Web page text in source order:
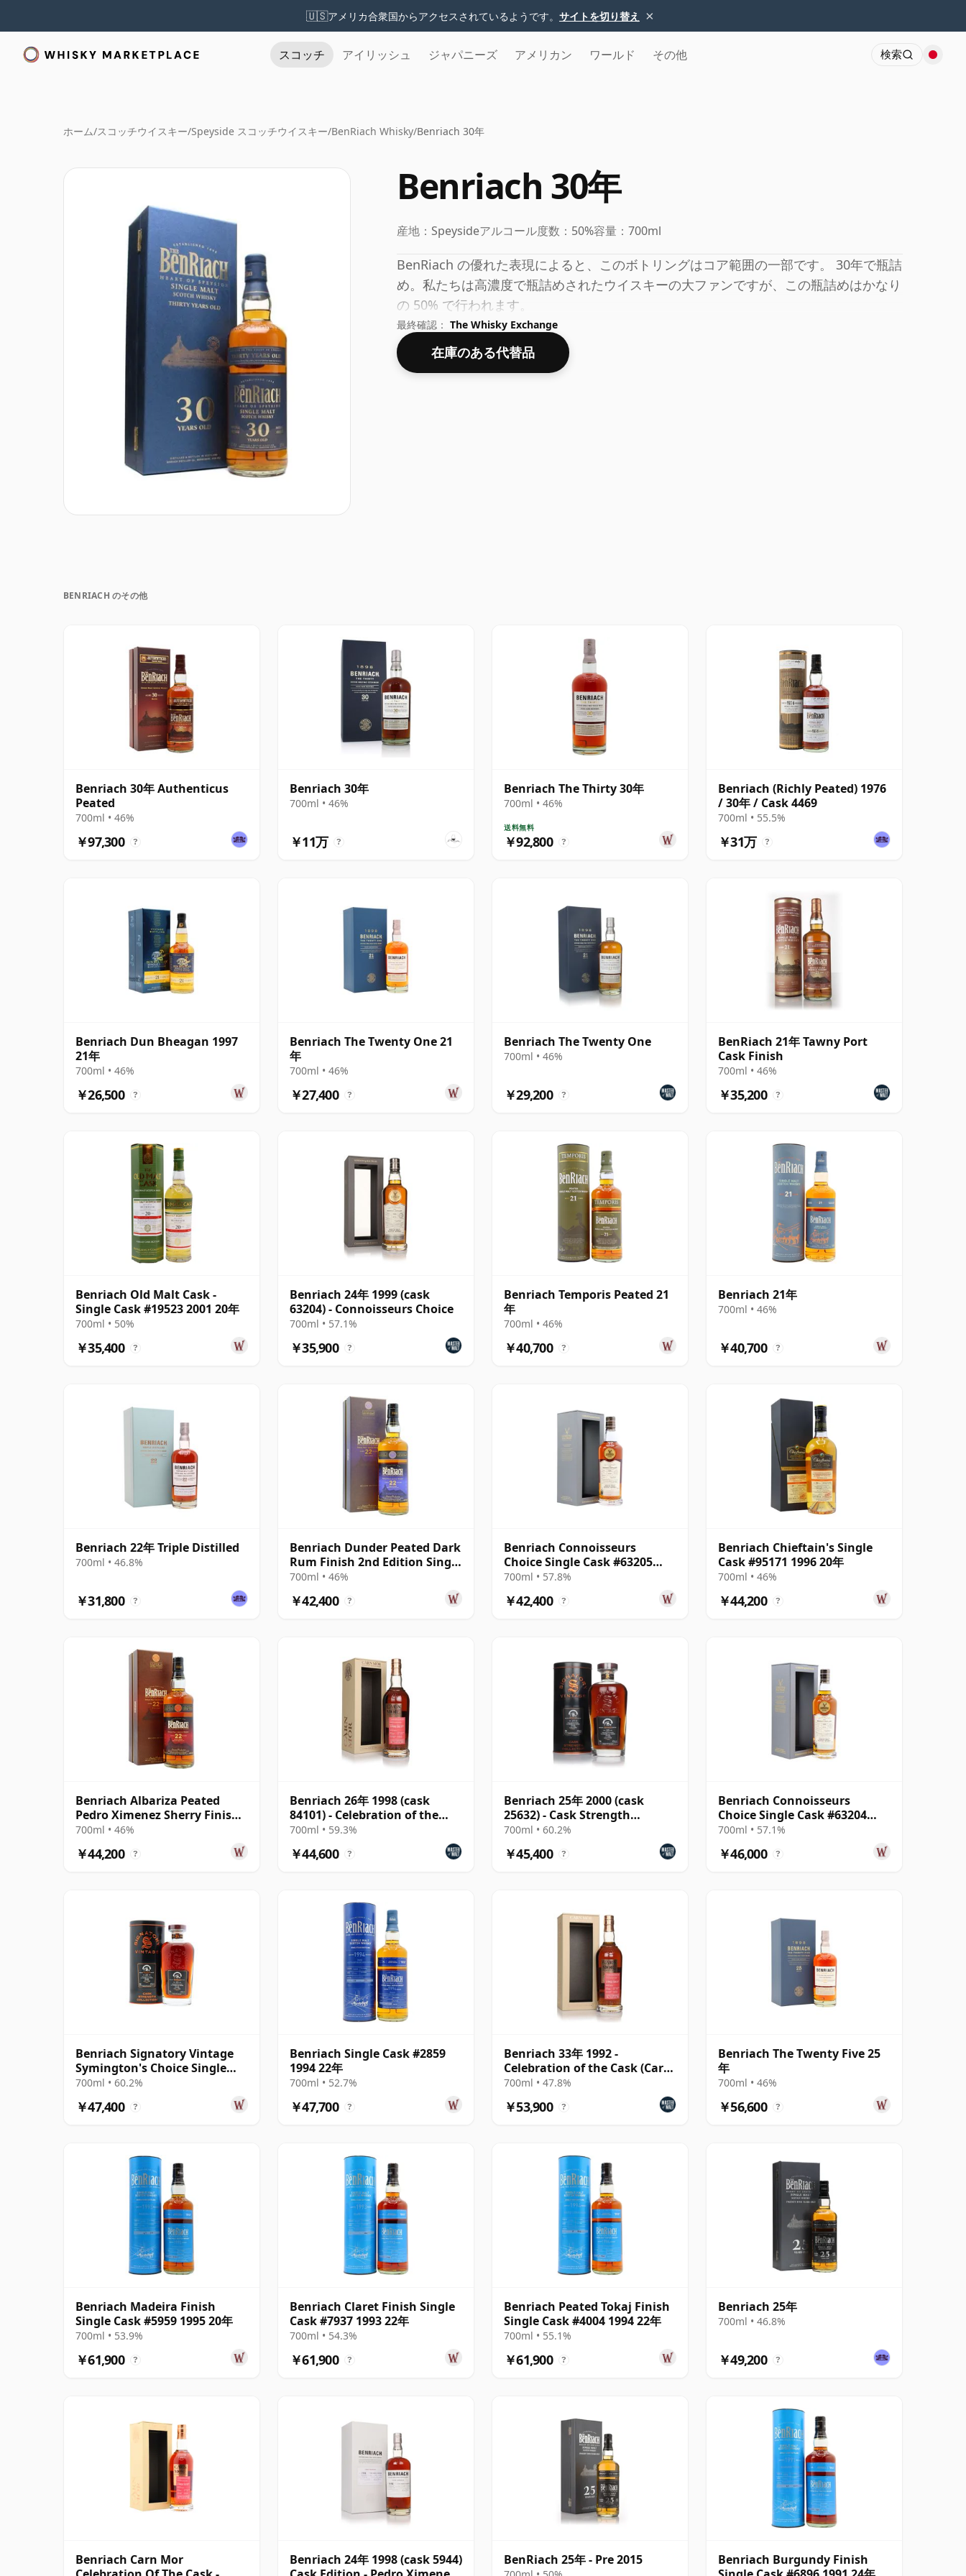
🇺🇸アメリカ合衆国からアクセスされているようです。 サイトを切り替え ×
スコッチ アイリッシュ ジャパニーズ アメリカン ワールド その他 検索
ホーム/スコッチウイスキー/Speyside スコッチウイスキー/BenRiach Whisky/Benriach 30年
Benriach 30年
産地： Speysideアルコール度数： 50%容量： 700ml
BenRiach の優れた表現によると、このボトリングはコア範囲の一部です。 30年で瓶詰
め。私たちは高濃度で瓶詰めされたウイスキーの大ファンですが、この瓶詰めはかなり
の 50% で行われます。
最終確認： The Whisky Exchange
在庫のある代替品
BENRIACH のその他
Benriach 30年 Authenticus
Peated
700ml • 46%
￥97,300 ?
Benriach 30年
700ml • 46%
￥11万 ?
Benriach The Thirty 30年
700ml • 46%
送料無料
￥92,800 ?
Benriach (Richly Peated) 1976
/ 30年 / Cask 4469
700ml • 55.5%
￥31万 ?
Benriach Dun Bheagan 1997
21年
700ml • 46%
￥26,500 ?
Benriach The Twenty One 21
年
700ml • 46%
￥27,400 ?
Benriach The Twenty One
700ml • 46%
￥29,200 ?
BenRiach 21年 Tawny Port
Cask Finish
700ml • 46%
￥35,200 ?
Benriach Old Malt Cask -
Single Cask #19523 2001 20年
700ml • 50%
￥35,400 ?
Benriach 24年 1999 (cask
63204) - Connoisseurs Choice
700ml • 57.1%
￥35,900 ?
Benriach Temporis Peated 21
年
700ml • 46%
￥40,700 ?
Benriach 21年
700ml • 46%
￥40,700 ?
Benriach 22年 Triple Distilled
700ml • 46.8%
￥31,800 ?
Benriach Dunder Peated Dark
Rum Finish 2nd Edition Single
M 22年
700ml • 46%
￥42,400 ?
Benriach Connoisseurs
Choice Single Cask #63205
1999 22年
700ml • 57.8%
￥42,400 ?
Benriach Chieftain's Single
Cask #95171 1996 20年
700ml • 46%
￥44,200 ?
Benriach Albariza Peated
Pedro Ximenez Sherry Finish
2nd Ed 22年
700ml • 46%
￥44,200 ?
Benriach 26年 1998 (cask
84101) - Celebration of the
Cask
700ml • 59.3%
￥44,600 ?
Benriach 25年 2000 (cask
25632) - Cask Strength
Collection
700ml • 60.2%
￥45,400 ?
Benriach Connoisseurs
Choice Single Cask #63204
1999 24年
700ml • 57.1%
￥46,000 ?
Benriach Signatory Vintage
Symington's Choice Single
Oloros 2000 25年
700ml • 60.2%
￥47,400 ?
Benriach Single Cask #2859
1994 22年
700ml • 52.7%
￥47,700 ?
Benriach 33年 1992 -
Celebration of the Cask (Carn
Mor)
700ml • 47.8%
￥53,900 ?
Benriach The Twenty Five 25
年
700ml • 46%
￥56,600 ?
Benriach Madeira Finish
Single Cask #5959 1995 20年
700ml • 53.9%
￥61,900 ?
Benriach Claret Finish Single
Cask #7937 1993 22年
700ml • 54.3%
￥61,900 ?
Benriach Peated Tokaj Finish
Single Cask #4004 1994 22年
700ml • 55.1%
￥61,900 ?
Benriach 25年
700ml • 46.8%
￥49,200 ?
Benriach Carn Mor
Benriach 24年 1998 (cask 5944)
BenRiach 25年 - Pre 2015
Benriach Burgundy Finish